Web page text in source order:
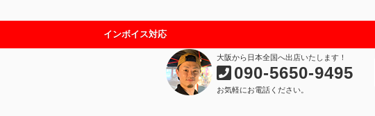
インボイス対応
大阪から日本全国へ出店いたします！
090-5650-9495
お気軽にお電話ください。